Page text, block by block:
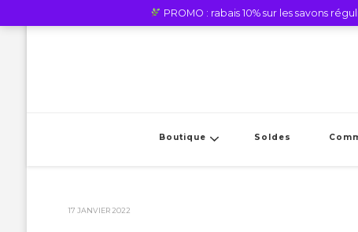
PROMO : rabais 10% sur les savons
Boutique Soldes
17 JANVIER 2022